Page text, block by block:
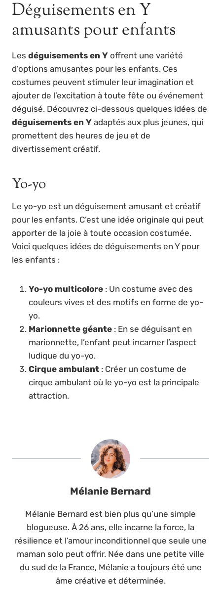
Déguisements en Y
amusants pour enfants
Les déguisements en Y offrent une variété
d’options amusantes pour les enfants. Ces
costumes peuvent stimuler leur imagination et
ajouter de l’excitation à toute fête ou événement
déguisé. Découvrez ci-dessous quelques idées de
déguisements en Y adaptés aux plus jeunes, qui
promettent des heures de jeu et de
divertissement créatif.
Yo-yo
Le yo-yo est un déguisement amusant et créatif
pour les enfants. C’est une idée originale qui peut
apporter de la joie à toute occasion costumée.
Voici quelques idées de déguisements en Y pour
les enfants :
Yo-yo multicolore : Un costume avec des
couleurs vives et des motifs en forme de yo-
yo.
Marionnette géante : En se déguisant en
marionnette, l’enfant peut incarner l’aspect
ludique du yo-yo.
Cirque ambulant : Créer un costume de
cirque ambulant où le yo-yo est la principale
attraction.
Mélanie Bernard
Mélanie Bernard est bien plus qu’une simple
blogueuse. À 26 ans, elle incarne la force, la
résilience et l’amour inconditionnel que seule une
maman solo peut offrir. Née dans une petite ville
du sud de la France, Mélanie a toujours été une
âme créative et déterminée.